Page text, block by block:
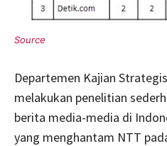
Departemen Kajian
melakukan penelitian
berita media-media di
yang menghantam NTT